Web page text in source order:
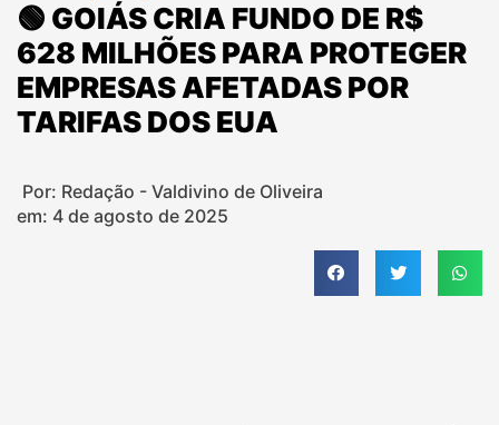
🟢 GOIÁS CRIA FUNDO DE R$
628 MILHÕES PARA PROTEGER
EMPRESAS AFETADAS POR
TARIFAS DOS EUA
Por: Redação - Valdivino de Oliveira
em: 4 de agosto de 2025